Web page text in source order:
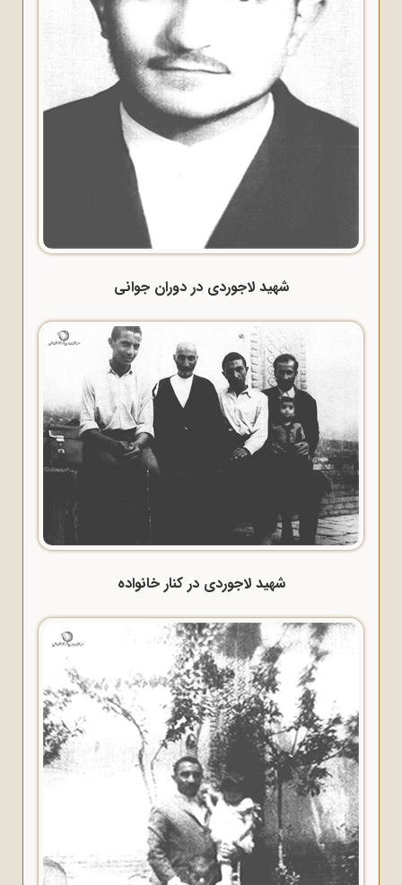
شهید لاجوردی در دوران جوانی
شهید لاجوردی در کنار خانواده